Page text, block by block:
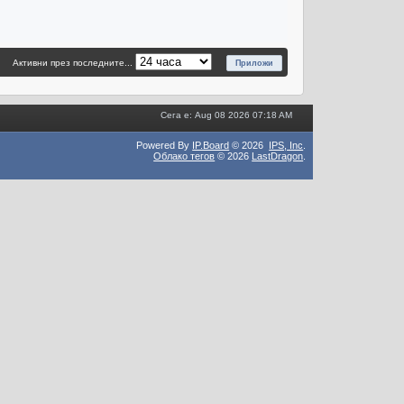
Активни през последните...
Сега е: Aug 08 2026 07:18 AM
Powered By IP.Board © 2026 IPS, Inc
Облако тегов © 2026 LastDragon